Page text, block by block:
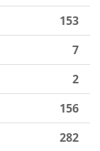
153
7
2
156
282